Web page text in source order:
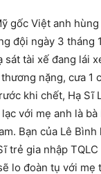
gốc Việt anh
đội ngày 3 tháng
sát tài xế đang lái
nặng, cưa 1
khi chết, Hạ Sĩ
với mẹ anh là bà
Bạn của Lê Bình
trẻ gia nhập TQLC
lo đoàn tụ với mẹ